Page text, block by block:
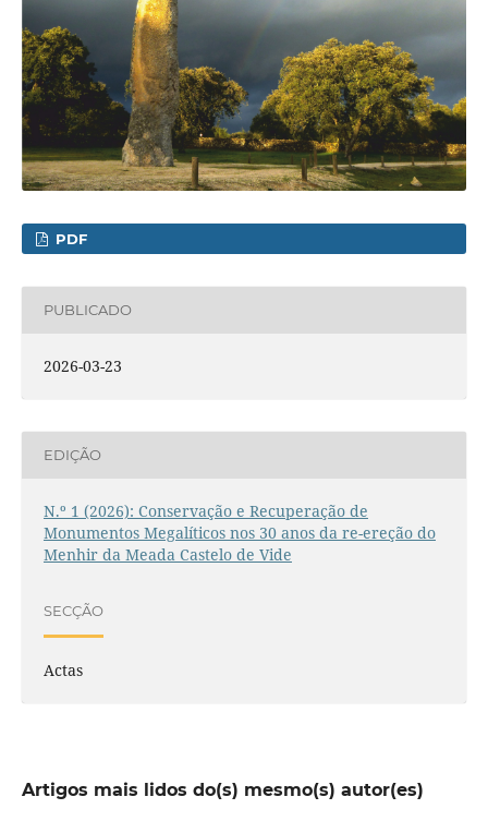
PDF
PUBLICADO
2026-03-23
EDIÇÃO
N.º 1 (2026): Conservação e Recuperação de
Monumentos Megalíticos nos 30 anos da re-ereção do
Menhir da Meada Castelo de Vide
SECÇÃO
Actas
Artigos mais lidos do(s) mesmo(s) autor(es)